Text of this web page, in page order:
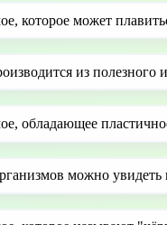
которое может
из полезного
обладающее
можно увидеть